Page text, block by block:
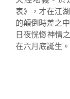
表》，才在江
的顛倒時差之
日夜恍惚神情
在六月底誕生。